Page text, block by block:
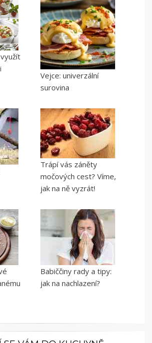
Vejce: univerzální
surovina
Trápí vás záněty
močových cest? Víme,
jak na ně vyzrát!
Babiččiny rady a tipy:
jak na nachlazení?